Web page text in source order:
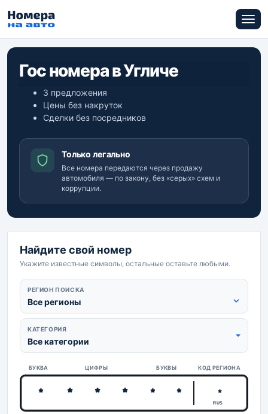
Гос номера в Угличе
3 предложения
Цены без накруток
Сделки без посредников
Только легально
Все номера передаются через продажу
автомобиля — по закону, без «серых» схем и
коррупции.
Найдите свой номер
Укажите известные символы, остальные оставьте любыми.
РЕГИОН ПОИСКА
Все регионы
КАТЕГОРИЯ
Все категории
БУКВА ЦИФРЫ БУКВЫ КОД РЕГИОНА
RUS